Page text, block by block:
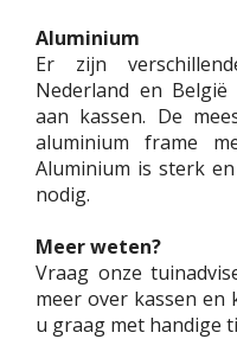
Aluminium
Er zijn
Nederland en
aan kassen. De
aluminium frame
Aluminium is sterk
nodig.
Meer weten?
Vraag onze
meer over kassen en
u graag met handige